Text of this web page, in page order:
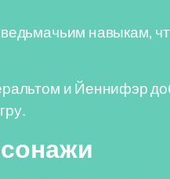
навыкам,
и Йеннифэр